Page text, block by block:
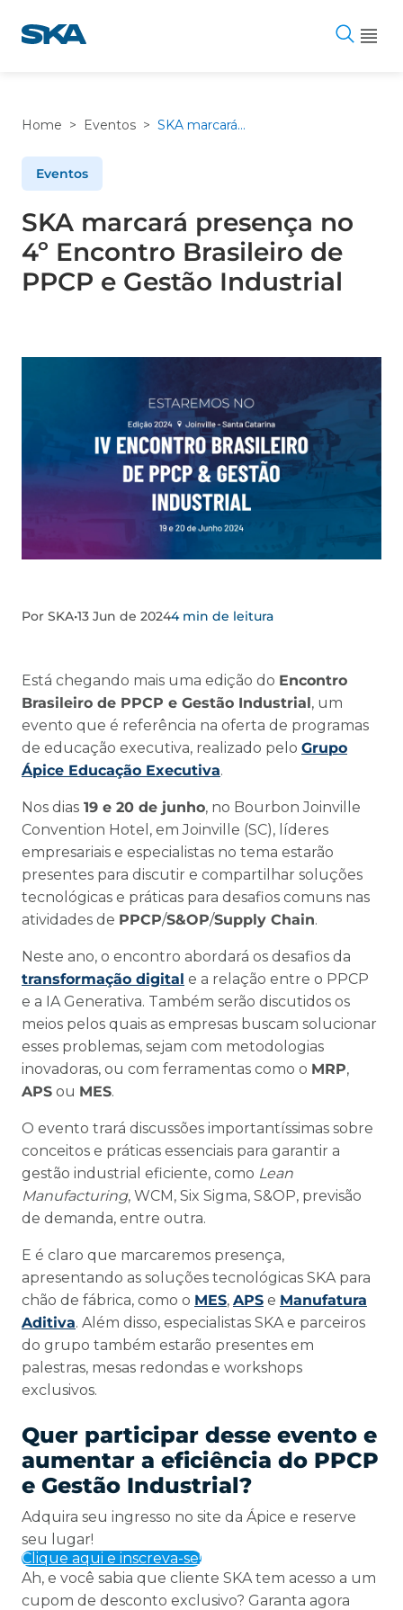
para
Home > Eventos > SKA marcará presença no 4º Encontro Brasileiro de PPCP e Gestão Industrial
Eventos
SKA marcará presença no
4º Encontro Brasileiro de
PPCP e Gestão Industrial
Por SKA•13 Jun de 20244 min de leitura
Está chegando mais uma edição do Encontro
Brasileiro de PPCP e Gestão Industrial, um
evento que é referência na oferta de programas
de educação executiva, realizado pelo Grupo
Ápice Educação Executiva.
Nos dias 19 e 20 de junho, no Bourbon Joinville
Convention Hotel, em Joinville (SC), líderes
empresariais e especialistas no tema estarão
presentes para discutir e compartilhar soluções
tecnológicas e práticas para desafios comuns nas
atividades de PPCP/S&OP/Supply Chain.
Neste ano, o encontro abordará os desafios da
transformação digital e a relação entre o PPCP
e a IA Generativa. Também serão discutidos os
meios pelos quais as empresas buscam solucionar
esses problemas, sejam com metodologias
inovadoras, ou com ferramentas como o MRP,
APS ou MES.
O evento trará discussões importantíssimas sobre
conceitos e práticas essenciais para garantir a
gestão industrial eficiente, como Lean
Manufacturing, WCM, Six Sigma, S&OP, previsão
de demanda, entre outra.
E é claro que marcaremos presença,
apresentando as soluções tecnológicas SKA para
chão de fábrica, como o MES, APS e Manufatura
Aditiva. Além disso, especialistas SKA e parceiros
do grupo também estarão presentes em
palestras, mesas redondas e workshops
exclusivos.
Quer participar desse evento e
aumentar a eficiência do PPCP
e Gestão Industrial?
Adquira seu ingresso no site da Ápice e reserve
seu lugar!
Clique aqui e inscreva-se!
Ah, e você sabia que cliente SKA tem acesso a um
cupom de desconto exclusivo? Garanta agora